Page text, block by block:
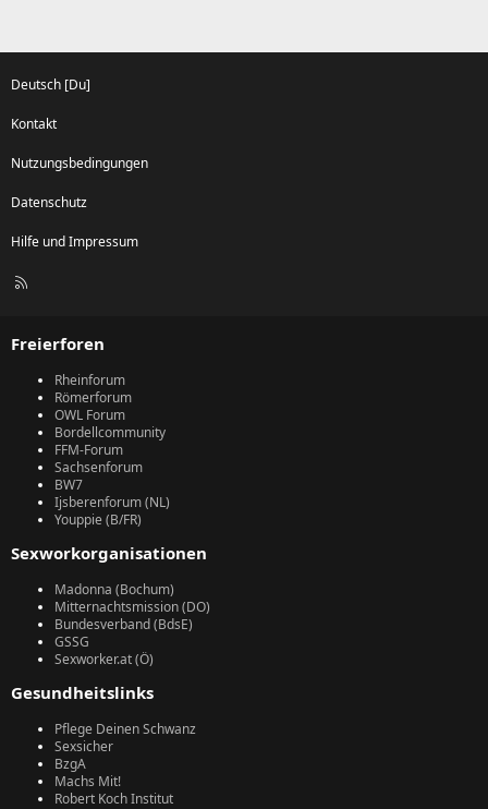
Deutsch [Du]
Kontakt
Nutzungsbedingungen
Datenschutz
Hilfe und Impressum
R
Freierforen
Rheinforum
Römerforum
OWL Forum
Bordellcommunity
FFM-Forum
Sachsenforum
BW7
Ijsberenforum (NL)
Youppie (B/FR)
Sexworkorganisationen
Madonna (Bochum)
Mitternachtsmission (DO)
Bundesverband (BdsE)
GSSG
Sexworker.at (Ö)
Gesundheitslinks
Pflege Deinen Schwanz
Sexsicher
BzgA
Machs Mit!
Robert Koch Institut